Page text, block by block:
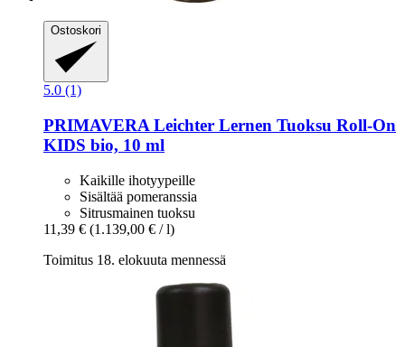
Ostoskori
5.0 (1)
PRIMAVERA Leichter Lernen Tuoksu Roll-​On
KIDS bio, 10 ml
Kaikille ihotyypeille
Sisältää pomeranssia
Sitrusmainen tuoksu
11,39 € (1.139,00 € / l)
Toimitus 18. elokuuta mennessä